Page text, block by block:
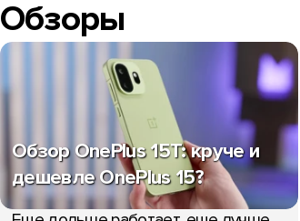
Обзоры
Обзор OnePlus 15T: круче и
дешевле OnePlus 15?